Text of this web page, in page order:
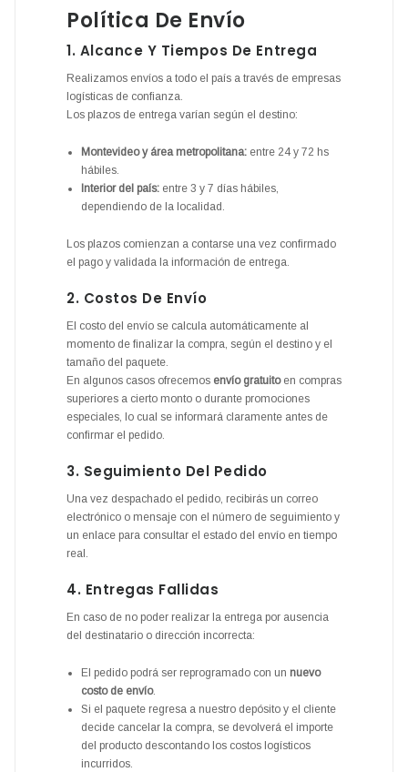
Política De Envío
1. Alcance Y Tiempos De Entrega
Realizamos envíos a todo el país a través de empresas
logísticas de confianza.
Los plazos de entrega varían según el destino:
Montevideo y área metropolitana: entre 24 y 72 hs
hábiles.
Interior del país: entre 3 y 7 días hábiles,
dependiendo de la localidad.
Los plazos comienzan a contarse una vez confirmado
el pago y validada la información de entrega.
2. Costos De Envío
El costo del envío se calcula automáticamente al
momento de finalizar la compra, según el destino y el
tamaño del paquete.
En algunos casos ofrecemos envío gratuitoen compras
superiores a cierto monto o durante promociones
especiales, lo cual se informará claramente antes de
confirmar el pedido.
3. Seguimiento Del Pedido
Una vez despachado el pedido, recibirás un correo
electrónico o mensaje con el número de seguimiento y
un enlace para consultar el estado del envío en tiempo
real.
4. Entregas Fallidas
En caso de no poder realizar la entrega por ausencia
del destinatario o dirección incorrecta:
El pedido podrá ser reprogramado con un nuevo
costo de envío.
Si el paquete regresa a nuestro depósito y el cliente
decide cancelar la compra, se devolverá el importe
del producto descontando los costos logísticos
incurridos.